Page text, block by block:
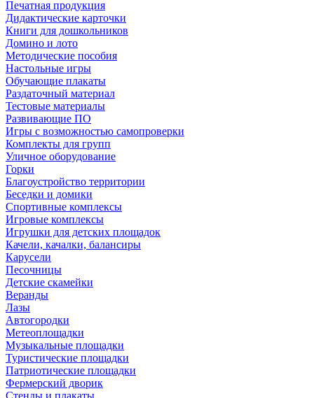
Печатная продукция
Дидактические карточки
Книги для дошкольников
Домино и лото
Методические пособия
Настольные игры
Обучающие плакаты
Раздаточный материал
Тестовые материалы
Развивающие ПО
Игры с возможностью самопроверки
Комплекты для групп
Уличное оборудование
Горки
Благоустройство территории
Беседки и домики
Спортивные комплексы
Игровые комплексы
Игрушки для детских площадок
Качели, качалки, балансиры
Карусели
Песочницы
Детские скамейки
Веранды
Лазы
Автогородки
Метеоплощадки
Музыкальные площадки
Туристические площадки
Патриотические площадки
Фермерский дворик
Стенды и плакаты